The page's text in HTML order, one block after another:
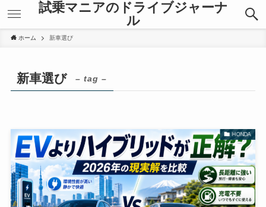
試乗マニアのドライブジャーナ
ル
ホーム 新車選び
新車選び – tag –
HONDA